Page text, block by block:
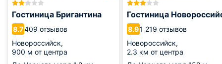
Гостиница Бригантина
8.7409 отзывов
Новороссийск,
900 м от центра
Гостиница
8.91 219 отзывов
Новороссийск,
2.3 км от центра